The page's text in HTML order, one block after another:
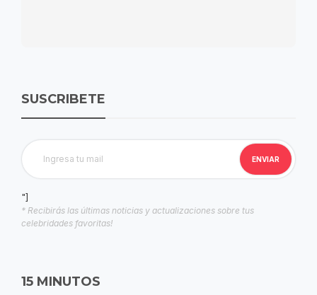
SUSCRIBETE
"]
* Recibirás las últimas noticias y actualizaciones sobre tus
celebridades favoritas!
15 MINUTOS